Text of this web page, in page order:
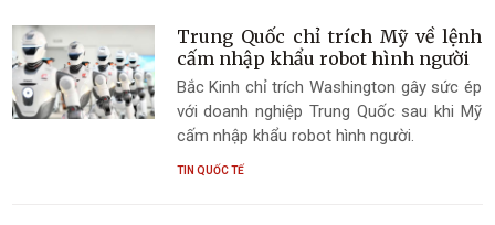
Trung Quốc chỉ trích Mỹ về lệnh
cấm nhập khẩu robot hình người
Bắc Kinh chỉ trích Washington gây sức ép
với doanh nghiệp Trung Quốc sau khi Mỹ
cấm nhập khẩu robot hình người.
TIN QUỐC TẾ